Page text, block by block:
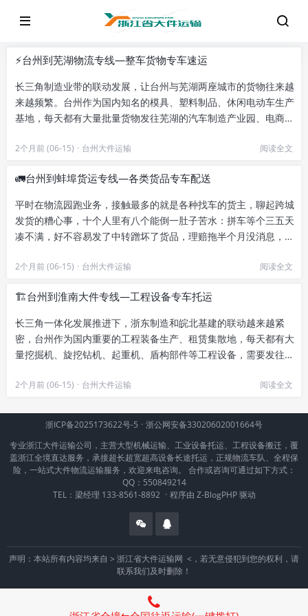
⚡台州到芜湖物流专线—整车货物专车速运
长三角制造业带的联动发展，让台州与芜湖两座城市的货物往来越
来越频繁。台州作为国内知名的模具、塑料制品、休闲电动车生产
基地，每天都有大量批量货物发往芜湖的汽车制造产业园、电商仓
2个月前 (06-15) · 台州大件运输 阅读全文
🚛台州到蚌埠货运专线—各类货品专车配送
平时在物流园跑业务，接触最多的就是各种找车的货主，聊起跨城
发货的糟心事，十个人里有八个能倒一肚子苦水：拼车等个三五天
凑不满，好不容易发了中转蹭坏了货品，理赔拖半个月没消息，急
2个月前 (06-15) · 台州大件运输 阅读全文
🏗️台州到淮南大件专线—工程设备专车托运
长三角一体化发展推进下，浙东制造和皖北基建的联动越来越紧
密，台州作为国内重要的工程装备生产、租赁集散地，每天都有大
量挖掘机、旋挖钻机、起重机、盾构部件等工程设备，需要发往淮
2个月前 (06-15) · 台州大件运输 阅读全文
浙ICP备2025173622号-5 · 浙公网安备33020602001664号
专业浙江大件运输公司，主营大型机械运输、工业设备托运、工程设备搬迁，覆
盖浙江全境直达服务，承接超长超宽超高设备长途托运，正规物流车队、全程保
险，一站式大件物流运输服务，欢迎来电咨询。 合作或咨询可通过如下方式：
QQ：550849214
TEL：梁经理 133-8561-8892 · 程序由 Z-BlogPHP驱动
声明：本站所有内容均来自 > 浙江省大件运输网 <，若无意侵犯到您的权利，请
联系我们及时删除！